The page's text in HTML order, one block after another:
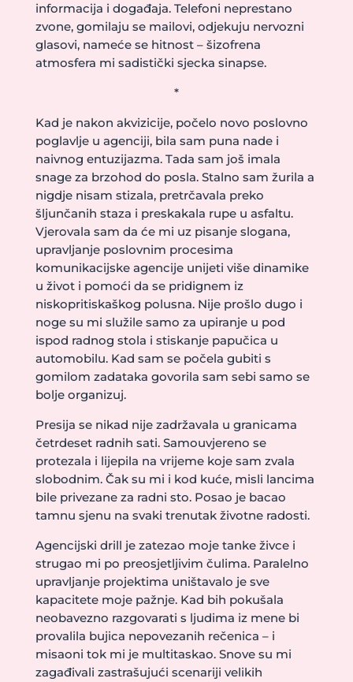
informacija i događaja. Telefoni neprestano
zvone, gomilaju se mailovi, odjekuju nervozni
glasovi, nameće se hitnost – šizofrena
atmosfera mi sadistički sjecka sinapse.
*
Kad je nakon akvizicije, počelo novo poslovno
poglavlje u agenciji, bila sam puna nade i
naivnog entuzijazma. Tada sam još imala
snage za brzohod do posla. Stalno sam žurila a
nigdje nisam stizala, pretrčavala preko
šljunčanih staza i preskakala rupe u asfaltu.
Vjerovala sam da će mi uz pisanje slogana,
upravljanje poslovnim procesima
komunikacijske agencije unijeti više dinamike
u život i pomoći da se pridignem iz
niskopritiskaškog polusna. Nije prošlo dugo i
noge su mi služile samo za upiranje u pod
ispod radnog stola i stiskanje papučica u
automobilu. Kad sam se počela gubiti s
gomilom zadataka govorila sam sebi samo se
bolje organizuj.
Presija se nikad nije zadržavala u granicama
četrdeset radnih sati. Samouvjereno se
protezala i lijepila na vrijeme koje sam zvala
slobodnim. Čak su mi i kod kuće, misli lancima
bile privezane za radni sto. Posao je bacao
tamnu sjenu na svaki trenutak životne radosti.
Agencijski drill je zatezao moje tanke živce i
strugao mi po preosjetljivim čulima. Paralelno
upravljanje projektima uništavalo je sve
kapacitete moje pažnje. Kad bih pokušala
neobavezno razgovarati s ljudima iz mene bi
provalila bujica nepovezanih rečenica – i
misaoni tok mi je multitaskao. Snove su mi
zagađivali zastrašujući scenariji velikih